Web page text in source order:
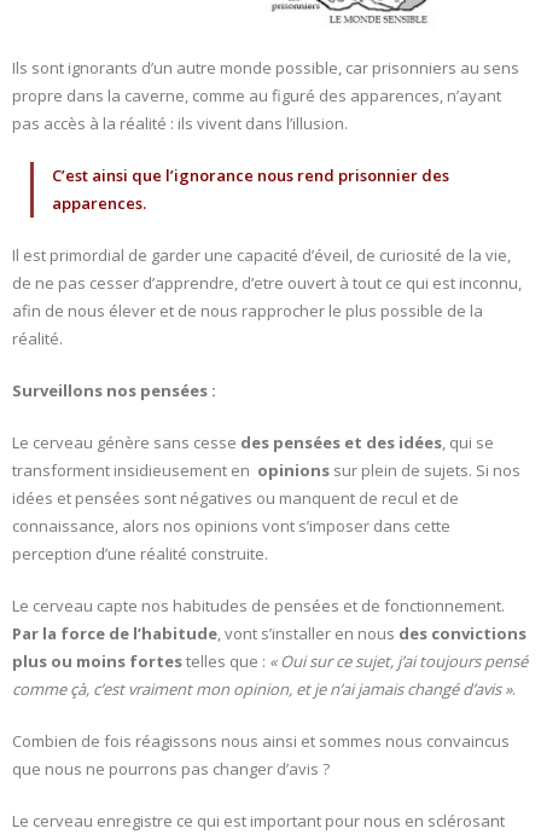
Ils sont ignorants d’un autre monde possible, car prisonniers au sens
propre dans la caverne, comme au figuré des apparences, n’ayant
pas accès à la réalité : ils vivent dans l’illusion.
C’est ainsi que l’ignorance nous rend prisonnier des
apparences.
Il est primordial de garder une capacité d’éveil, de curiosité de la vie,
de ne pas cesser d’apprendre, d’etre ouvert à tout ce qui est inconnu,
afin de nous élever et de nous rapprocher le plus possible de la
réalité.
Surveillons nos pensées :
Le cerveau génère sans cesse des pensées et des idées, qui se
transforment insidieusement en opinions sur plein de sujets. Si nos
idées et pensées sont négatives ou manquent de recul et de
connaissance, alors nos opinions vont s’imposer dans cette
perception d’une réalité construite.
Le cerveau capte nos habitudes de pensées et de fonctionnement.
Par la force de l’habitude, vont s’installer en nous des convictions
plus ou moins fortestelles que : « Oui sur ce sujet, j’ai toujours pensé
comme çà, c’est vraiment mon opinion, et je n’ai jamais changé d’avis ».
Combien de fois réagissons nous ainsi et sommes nous convaincus
que nous ne pourrons pas changer d’avis ?
Le cerveau enregistre ce qui est important pour nous en sclérosant